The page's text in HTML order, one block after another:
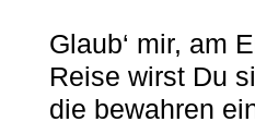
Glaub‘ mir, am
Reise wirst Du
die bewahren